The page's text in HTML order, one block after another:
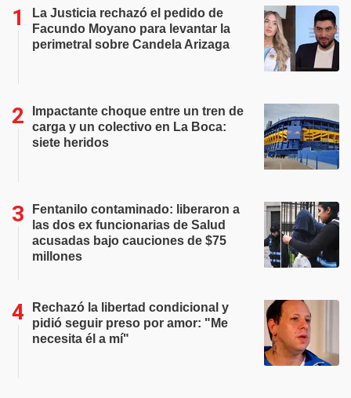
La Justicia rechazó el pedido de
Facundo Moyano para levantar la
perimetral sobre Candela Arizaga
Impactante choque entre un tren de
carga y un colectivo en La Boca:
siete heridos
Fentanilo contaminado: liberaron a
las dos ex funcionarias de Salud
acusadas bajo cauciones de $75
millones
Rechazó la libertad condicional y
pidió seguir preso por amor: "Me
necesita él a mí"